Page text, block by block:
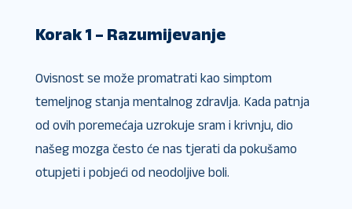
Korak 1 – Razumijevanje
Ovisnost se može promatrati kao simptom
temeljnog stanja mentalnog zdravlja. Kada patnja
od ovih poremećaja uzrokuje sram i krivnju, dio
našeg mozga često će nas tjerati da pokušamo
otupjeti i pobjeći od neodoljive boli.